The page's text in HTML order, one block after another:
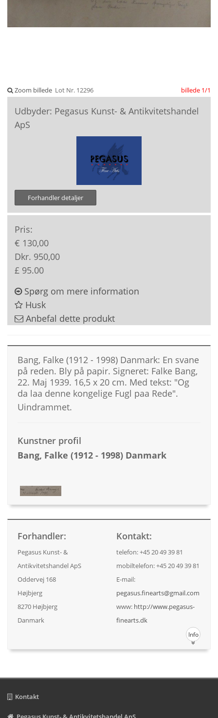
Zoom billede Lot Nr. 12296 billede 1/1
Udbyder: Pegasus Kunst- & Antikvitetshandel
ApS
Forhandler detaljer
Pris:
€ 130,00
Dkr. 950,00
£ 95.00
Spørg om mere information
Husk
Anbefal dette produkt
Bang, Falke (1912 - 1998) Danmark: En svane
på reden. Bly på papir. Signeret: Falke Bang,
22. Maj 1939. 16,5 x 20 cm. Med tekst: "Og
da laa denne kongelige Fugl paa Rede".
Uindrammet.
Kunstner profil
Bang, Falke (1912 - 1998) Danmark
Forhandler:
Pegasus Kunst- &
Antikvitetshandel ApS
Oddervej 168
Højbjerg
8270 Højbjerg
Danmark
Kontakt:
telefon: +45 20 49 39 81
mobiltelefon: +45 20 49 39 81
E-mail:
pegasus.finearts@gmail.com
www: http://www.pegasus-
finearts.dk
Info
Kontakt